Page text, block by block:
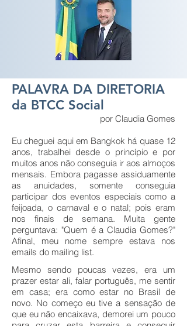
PALAVRA DA DIRETORIA
da BTCC Social
por Claudia Gomes
Eu cheguei aqui em Bangkok há quase 12
anos, trabalhei desde o princípio e por
muitos anos não conseguia ir aos almoços
mensais. Embora pagasse assiduamente
as anuidades, somente conseguia
participar dos eventos especiais como a
feijoada, o carnaval e o natal; pois eram
nos finais de semana. Muita gente
perguntava: "Quem é a Claudia Gomes?"
Afinal, meu nome sempre estava nos
emails do mailing list.
Mesmo sendo poucas vezes, era um
prazer estar ali, falar português, me sentir
em casa; era como estar no Brasil de
novo. No começo eu tive a sensação de
que eu não encaixava, demorei um pouco